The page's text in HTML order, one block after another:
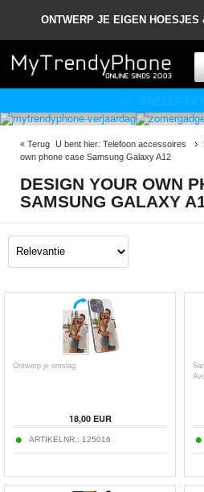
ONTWERP JE EIGEN HOESJES
« Terug U bent hier: Telefoon accessoires
own phone case Samsung Galaxy A12
DESIGN YOUR OWN
SAMSUNG GALAXY
Ontwerp je omslag
18,00EUR
ARTIKELNR.: 125016